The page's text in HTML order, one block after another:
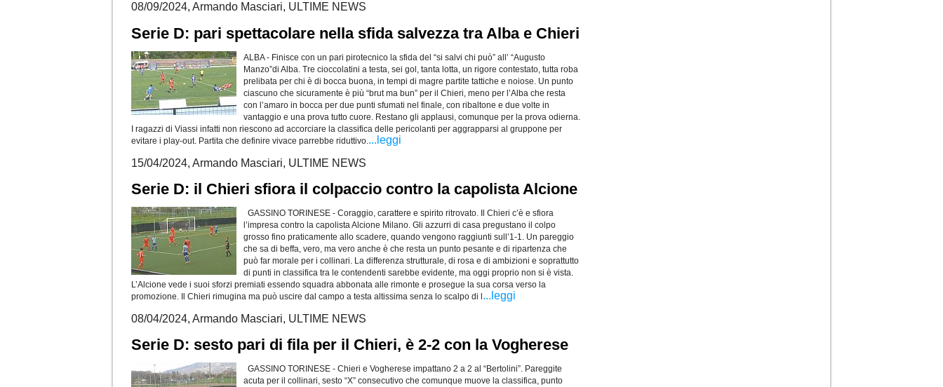
08/09/2024, Armando Masciari, ULTIME NEWS
Serie D: pari spettacolare nella sfida salvezza tra Alba e Chieri
ALBA - Finisce con un pari pirotecnico la sfida del “si salvi chi può” all’ “Augusto
Manzo”di Alba. Tre cioccolatini a testa, sei gol, tanta lotta, un rigore contestato, tutta roba
prelibata per chi è di bocca buona, in tempi di magre partite tattiche e noiose. Un punto
ciascuno che sicuramente è più “brut ma bun” per il Chieri, meno per l’Alba che resta
con l’amaro in bocca per due punti sfumati nel finale, con ribaltone e due volte in
vantaggio e una prova tutto cuore. Restano gli applausi, comunque per la prova odierna.
I ragazzi di Viassi infatti non riescono ad accorciare la classifica delle pericolanti per aggrapparsi al gruppone per
evitare i play-out. Partita che definire vivace parrebbe riduttivo. ...leggi
15/04/2024, Armando Masciari, ULTIME NEWS
Serie D: il Chieri sfiora il colpaccio contro la capolista Alcione
GASSINO TORINESE - Coraggio, carattere e spirito ritrovato. Il Chieri c’è e sfiora
l’impresa contro la capolista Alcione Milano. Gli azzurri di casa pregustano il colpo
grosso fino praticamente allo scadere, quando vengono raggiunti sull’1-1. Un pareggio
che sa di beffa, vero, ma vero anche è che resta un punto pesante e di ripartenza che
può far morale per i collinari. La differenza strutturale, di rosa e di ambizioni e soprattutto
di punti in classifica tra le contendenti sarebbe evidente, ma oggi proprio non si è vista.
L’Alcione vede i suoi sforzi premiati essendo squadra abbonata alle rimonte e prosegue la sua corsa verso la
promozione. Il Chieri rimugina ma può uscire dal campo a testa altissima senza lo scalpo di l ...leggi
08/04/2024, Armando Masciari, ULTIME NEWS
Serie D: sesto pari di fila per il Chieri, è 2-2 con la Vogherese
GASSINO TORINESE - Chieri e Vogherese impattano 2 a 2 al “Bertolini”. Pareggite
acuta per il collinari, sesto “X” consecutivo che comunque muove la classifica, punto